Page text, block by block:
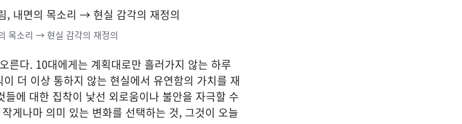
목소리 → 현실 감각의 재정의
른다. 10대에게는 계획대로만 흘러가지 않는 하루
더 이상 통하지 않는 현실에서 유연함의 가치를 재
에 대한 집착이 낯선 외로움이나 불안을 자극할 수
게나마 의미 있는 변화를 선택하는 것, 그것이 오늘